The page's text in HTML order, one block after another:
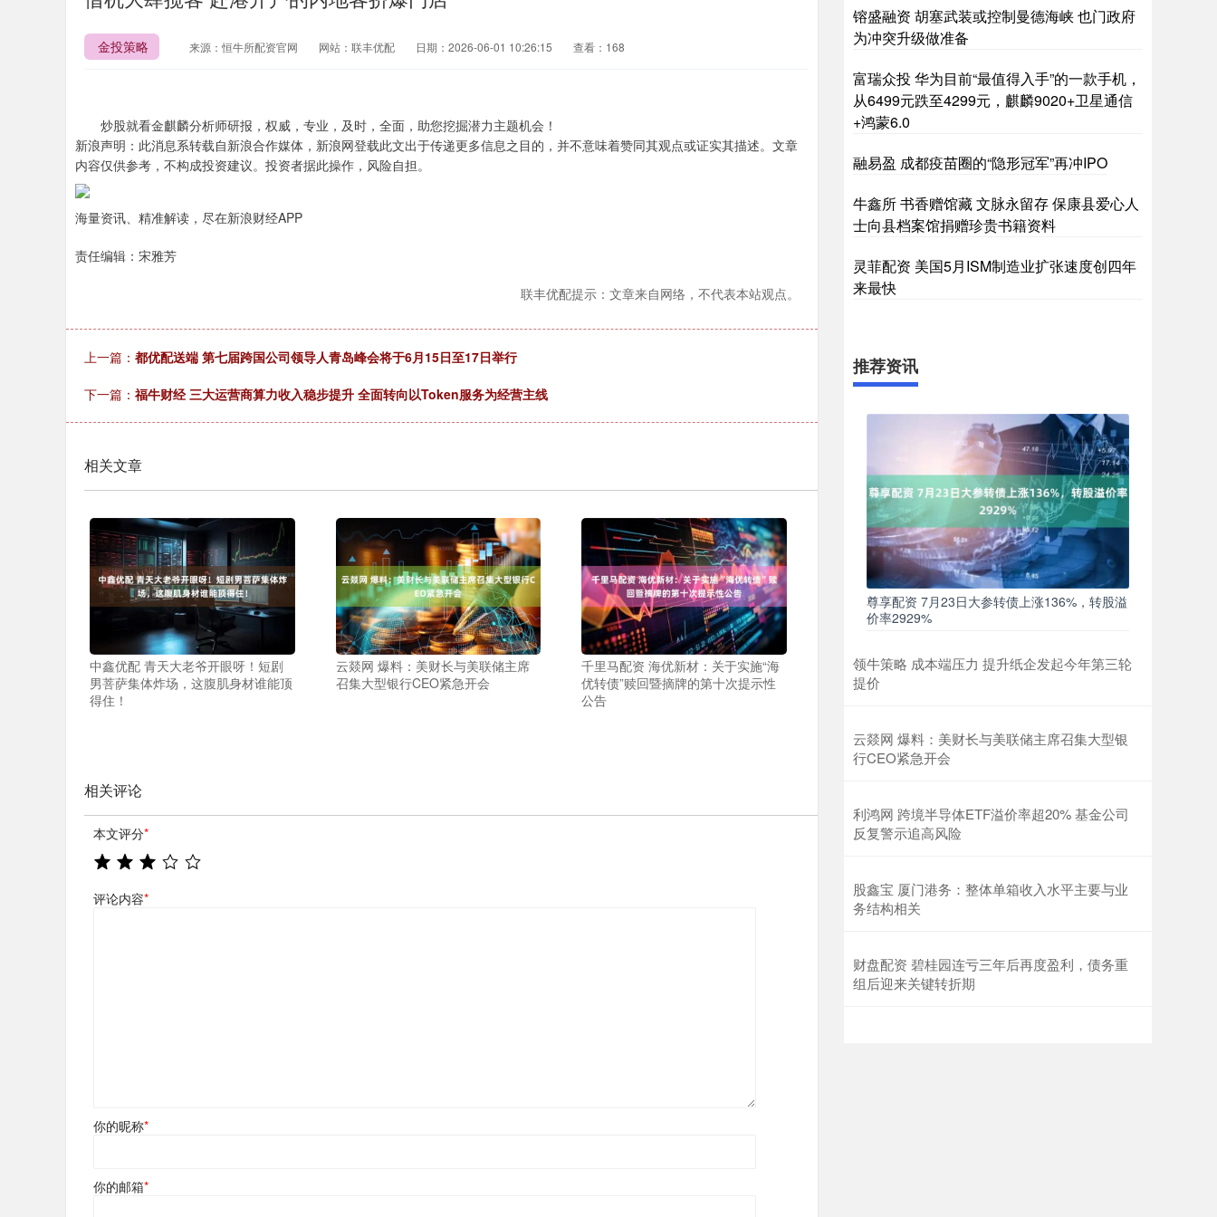
金投策略 来源：恒牛所配资官网 网站：联丰优配 日期：2026-06-01 10:26:15 查看：168
炒股就看金麒麟分析师研报，权威，专业，及时，全面，助您挖掘潜力主题机会！
新浪声明：此消息系转载自新浪合作媒体，新浪网登载此文出于传递更多信息之目的，并不意味着赞同其观点或证实其描述。文章
内容仅供参考，不构成投资建议。投资者据此操作，风险自担。
海量资讯、精准解读，尽在新浪财经APP
责任编辑：宋雅芳
联丰优配提示：文章来自网络，不代表本站观点。
上一篇： 都优配送端 第七届跨国公司领导人青岛峰会将于6月15日至17日举行
下一篇： 福牛财经 三大运营商算力收入稳步提升 全面转向以Token服务为经营主线
相关文章
中鑫优配 青天大老爷开眼呀！短剧
男菩萨集体炸场，这腹肌身材谁能顶
得住！
云燚网 爆料：美财长与美联储主席
召集大型银行CEO紧急开会
千里马配资 海优新材：关于实施“海
优转债”赎回暨摘牌的第十次提示性
公告
相关评论
本文评分*
评论内容*
你的昵称*
你的邮箱*
镕盛融资 胡塞武装或控制曼德海峡 也门政府
为冲突升级做准备
富瑞众投 华为目前“最值得入手”的一款手机，
从6499元跌至4299元，麒麟9020+卫星通信
+鸿蒙6.0
融易盈 成都疫苗圈的“隐形冠军”再冲IPO
牛鑫所 书香赠馆藏 文脉永留存 保康县爱心人
士向县档案馆捐赠珍贵书籍资料
灵菲配资 美国5月ISM制造业扩张速度创四年
来最快
推荐资讯
尊享配资 7月23日大参转债上涨136%，转股溢
价率2929%
领牛策略 成本端压力 提升纸企发起今年第三轮
提价
云燚网 爆料：美财长与美联储主席召集大型银
行CEO紧急开会
利鸿网 跨境半导体ETF溢价率超20% 基金公司
反复警示追高风险
股鑫宝 厦门港务：整体单箱收入水平主要与业
务结构相关
财盘配资 碧桂园连亏三年后再度盈利，债务重
组后迎来关键转折期